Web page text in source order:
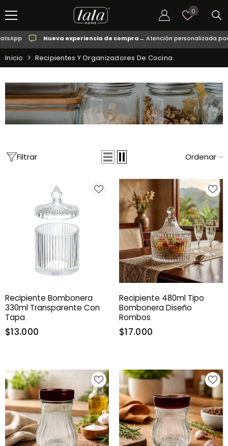
0 Listas
deseos
Nueva experiencia de compra→ Atención personalizada por WhatsApp
Inicio Recipientes Y Organizadores De Cocina
Filtrar Ordenar
Recipiente Bombonera
330ml Transparente Con
Tapa
$13.000
Recipiente 480ml Tipo
Bombonera Diseño
Rombos
$17.000